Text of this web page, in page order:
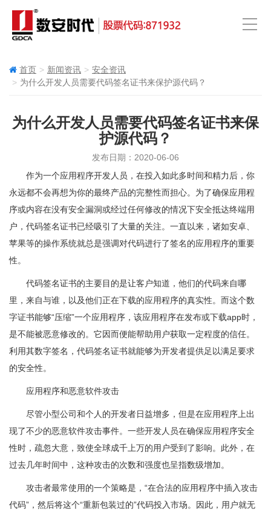
首页 新闻资讯
安全资讯
为什么开发人员需要代码签名证书来保护源代码？
为什么开发人员需要代码签名证书来保
护源代码？
发布日期：2020-06-06
作为一个应用程序开发人员，在投入如此多时间和精力后，你
永远都不会再想为你的最终产品的完整性而担心。为了确保应用程
序或内容在没有安全漏洞或经过任何修改的情况下安全抵达终端用
户，代码签名证书已经吸引了大量的关注。一直以来，诸如安卓、
苹果等的操作系统就总是强调对代码进行了签名的应用程序的重要
性。
代码签名证书的主要目的是让客户知道，他们的代码来自哪
里，来自与谁，以及他们正在下载的应用程序的真实性。而这个数
字证书能够“压缩”一个应用程序，该应用程序在发布或下载app时，
是不能被恶意修改的。它因而便能帮助用户获取一定程度的信任。
利用其数字签名，代码签名证书就能够为开发者提供足以满足要求
的安全性。
应用程序和恶意软件攻击
尽管小型公司和个人的开发者日益增多，但是在应用程序上出
现了不少的恶意软件攻击事件。一些开发人员在确保应用程序安全
性时，疏忽大意，致使全球成千上万的用户受到了影响。此外，在
过去几年时间中，这种攻击的次数和强度也呈指数级增加。
攻击者最常使用的一个策略是，“在合法的应用程序中插入攻击
代码”，然后将这个“重新包装过的”代码投入市场。因此，用户就无